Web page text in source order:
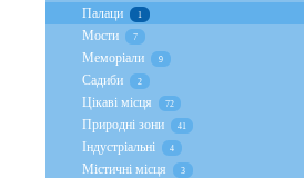
Палаци 1
Мости 7
Меморіали 9
Садиби 2
Цікаві місця 72
Природні зони 41
Індустріальні 4
Містичні місця 3